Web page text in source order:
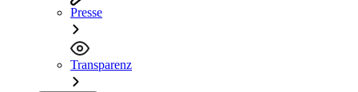
Presse
Transparenz